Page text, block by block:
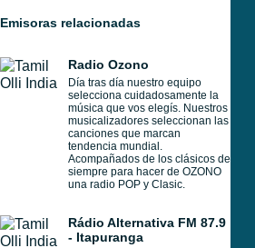
Emisoras relacionadas
Radio Ozono
Día tras día nuestro equipo
selecciona cuidadosamente la
música que vos elegís. Nuestros
musicalizadores seleccionan las
canciones que marcan
tendencia mundial.
Acompañados de los clásicos de
siempre para hacer de OZONO
una radio POP y Clasic.
Rádio Alternativa FM 87.9
- Itapuranga